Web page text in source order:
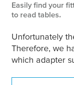
Easily find your
to read tables.
Unfortunately
Therefore, we
which adapter